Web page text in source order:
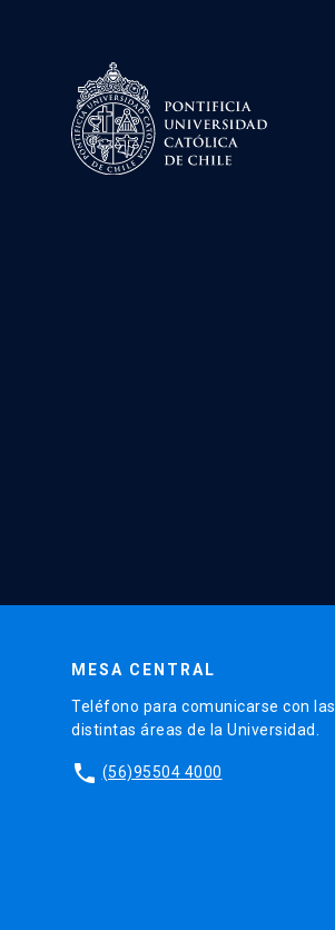
MESA CENTRAL
Teléfono para comunicarse con las
distintas áreas de la Universidad.
phone (56)95504 4000